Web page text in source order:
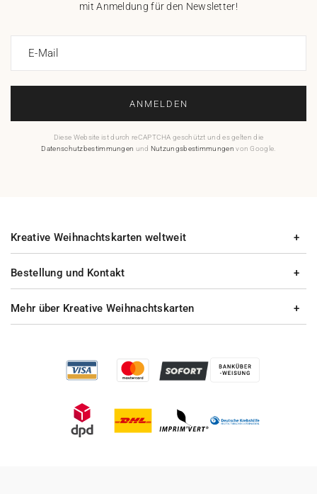
mit Anmeldung für den Newsletter!
E-Mail
ANMELDEN
Diese Website ist durch reCAPTCHA geschützt und es gelten die
Datenschutzbestimmungen und Nutzungsbestimmungen von Google.
Bestellung und Kontakt
Mehr über Kreative Weihnachtskarten
Kreative Weihnachtskarten weltweit